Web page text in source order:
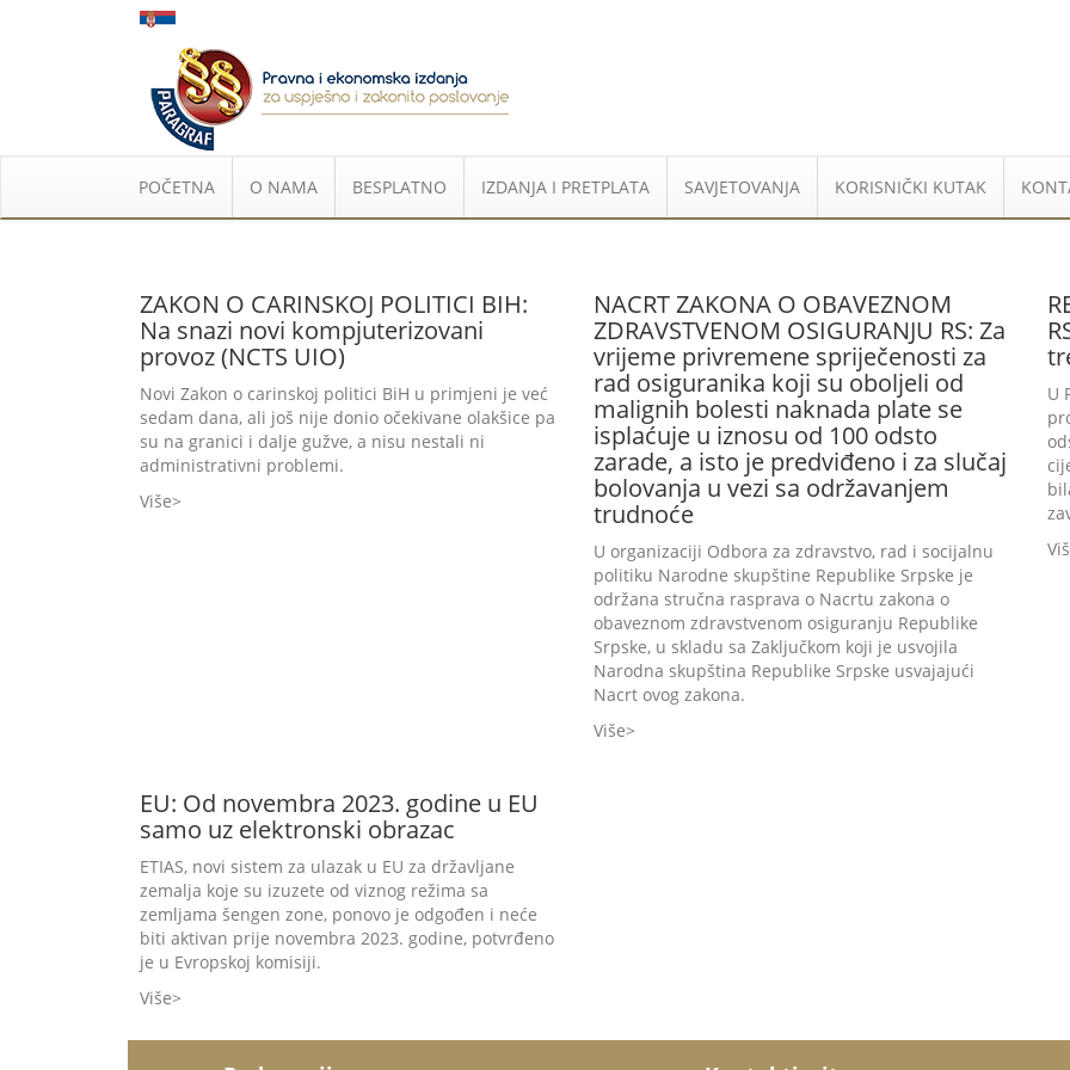
POČETNA O NAMA BESPLATNO IZDANJA I PRETPLATA SAVJETOVANJA KORISNIČKI KUTAK
ZAKON O CARINSKOJ POLITICI BIH:
Na snazi novi kompjuterizovani
provoz (NCTS UIO)
Novi Zakon o carinskoj politici BiH u primjeni je već
sedam dana, ali još nije donio očekivane olakšice pa
su na granici i dalje gužve, a nisu nestali ni
administrativni problemi.
Više
NACRT ZAKONA O OBAVEZNOM
ZDRAVSTVENOM OSIGURANJU RS: Za
vrijeme privremene spriječenosti za
rad osiguranika koji su oboljeli od
malignih bolesti naknada plate se
isplaćuje u iznosu od 100 odsto
zarade, a isto je predviđeno i za slučaj
bolovanja u vezi sa održavanjem
trudnoće
U organizaciji Odbora za zdravstvo, rad i socijalnu
politiku Narodne skupštine Republike Srpske je
održana stručna rasprava o Nacrtu zakona o
obaveznom zdravstvenom osiguranju Republike
Srpske, u skladu sa Zaključkom koji je usvojila
Narodna skupština Republike Srpske usvajajući
Nacrt ovog zakona.
Više
U
EU: Od novembra 2023. godine u EU
samo uz elektronski obrazac
ETIAS, novi sistem za ulazak u EU za državljane
zemalja koje su izuzete od viznog režima sa
zemljama šengen zone, ponovo je odgođen i neće
biti aktivan prije novembra 2023. godine, potvrđeno
je u Evropskoj komisiji.
Više